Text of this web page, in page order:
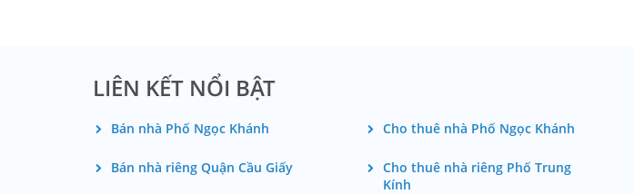
LIÊN KẾT NỔI BẬT
Bán nhà Phố Ngọc Khánh Cho thuê nhà Phố Ngọc Khánh
Bán nhà riêng Quận Cầu Giấy
Cho thuê nhà riêng Phố Trung
Kính